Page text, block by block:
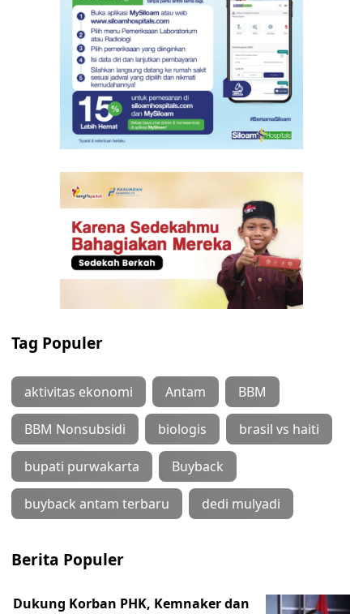
Tag Populer
aktivitas ekonomi Antam BBM
BBM Nonsubsidi biologis brasil vs haiti
bupati purwakarta Buyback
buyback antam terbaru dedi mulyadi
Berita Populer
Dukung Korban PHK, Kemnaker dan